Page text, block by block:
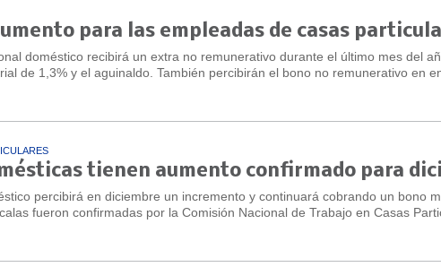
para las empleadas de casas
doméstico recibirá un extra no remunerativo durante el último mes del
de 1,3% y el aguinaldo. También percibirán el bono no remunerativo en
tienen aumento confirmado para
percibirá en diciembre un incremento y continuará cobrando un bono
fueron confirmadas por la Comisión Nacional de Trabajo en Casas